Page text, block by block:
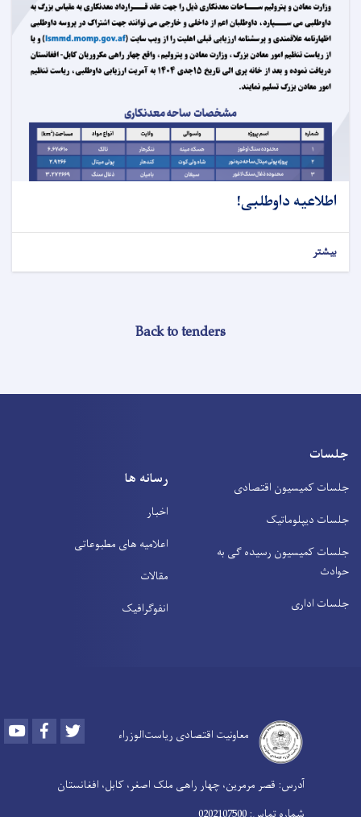
اطلاعیه داوطلبی!
بیشتر
Back to tenders
جلسات
جلسات کمیسیون اقتصادی
جلسات دیپلوماتیک
جلسات کمیسیون رسیده ګی به
حوادث
جلسات اداری
رسانه ها
اخبار
اعلامیه های مطبوعاتی
مقالات
انفوګرافیک
معاونیت اقتصادی ریاست‌الوزراء Youtube Facebook
آدرس: قصر مرمرین، چهار راهی ملک اصغر، کابل، افغانستان